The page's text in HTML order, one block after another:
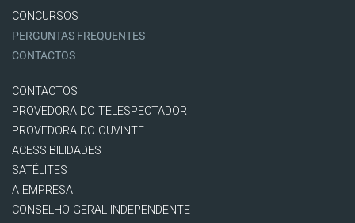
CONCURSOS
PERGUNTAS FREQUENTES
CONTACTOS
CONTACTOS
PROVEDORA DO TELESPECTADOR
PROVEDORA DO OUVINTE
ACESSIBILIDADES
SATÉLITES
A EMPRESA
CONSELHO GERAL INDEPENDENTE